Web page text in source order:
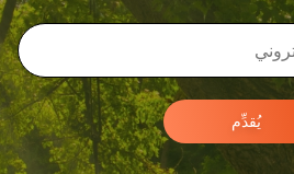
يُقدِّم